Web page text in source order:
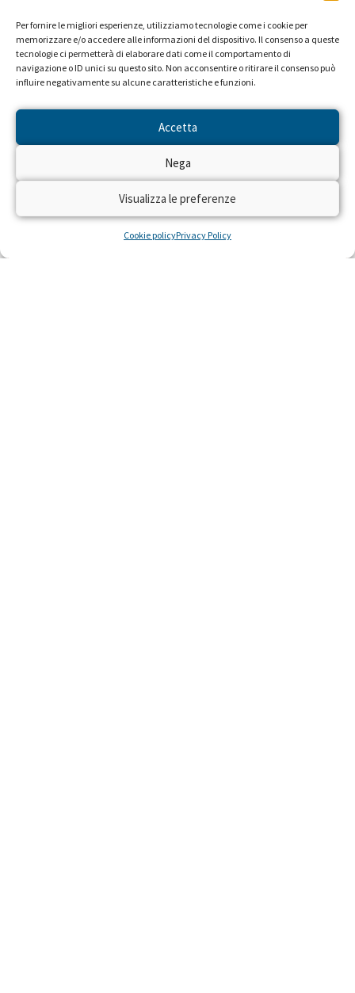
Per fornire le migliori esperienze, utilizziamo tecnologie come i cookie per
memorizzare e/o accedere alle informazioni del dispositivo. Il consenso a queste
tecnologie ci permetterà di elaborare dati come il comportamento di
navigazione o ID unici su questo sito. Non acconsentire o ritirare il consenso può
influire negativamente su alcune caratteristiche e funzioni.
Accetta
Nega
Visualizza le preferenze
Cookie policyPrivacy Policy